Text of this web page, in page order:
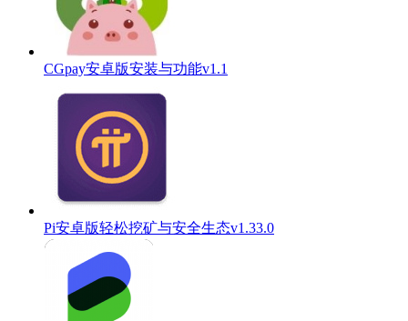
CGpay安卓版安装与功能v1.1
Pi安卓版轻松挖矿与安全生态v1.33.0